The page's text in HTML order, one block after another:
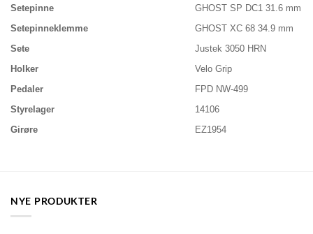
Setepinne
GHOST SP DC1 31.6 mm
Setepinneklemme
GHOST XC 68 34.9 mm
Sete
Justek 3050 HRN
Holker
Velo Grip
Pedaler
FPD NW-499
Styrelager
14106
Girøre
EZ1954
NYE PRODUKTER